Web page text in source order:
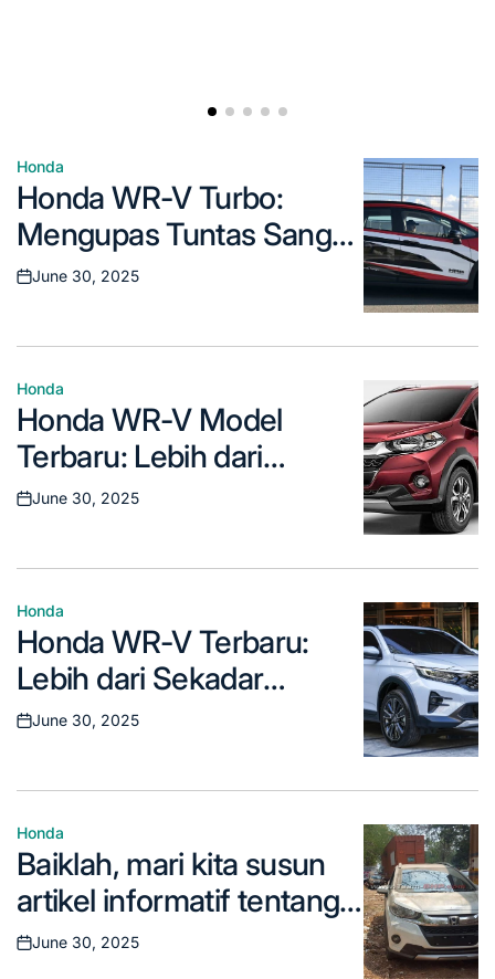
Posted
in
Honda
Honda WR-V Turbo:
Mengupas Tuntas Sang
Penantang Baru di Kelas
Posted
June 30, 2025
Posted
in
Honda
Honda WR-V Model
Terbaru: Lebih dari
Sekadar Crossover
Posted
June 30, 2025
Posted
in
Honda
Honda WR-V Terbaru:
Lebih dari Sekadar
Crossover Kompak
Posted
June 30, 2025
Posted
in
Honda
Baiklah, mari kita susun
artikel informatif tentang
tanggal peluncuran WR-
Posted
June 30, 2025